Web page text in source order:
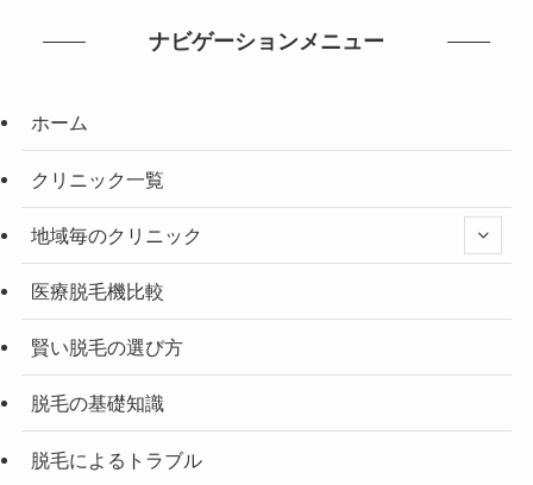
ナビゲーションメニュー
ホーム
クリニック一覧
地域毎のクリニック
医療脱毛機比較
賢い脱毛の選び方
脱毛の基礎知識
脱毛によるトラブル